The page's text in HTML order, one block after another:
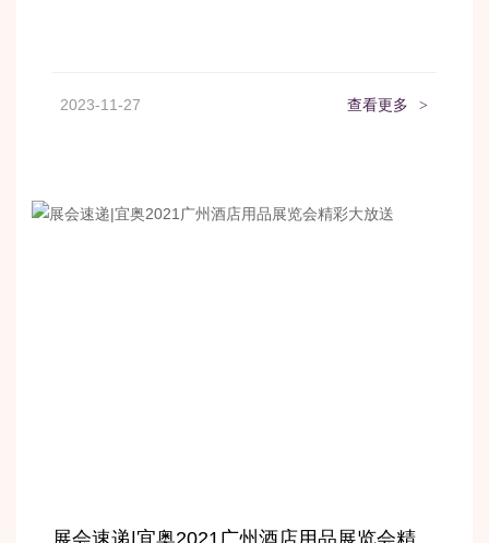
2023-11-27 查看更多 >